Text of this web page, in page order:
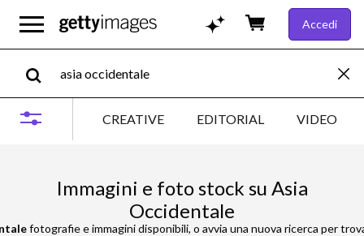
Accedi
CREATIVE EDITORIAL VIDEO
Immagini e foto stock su Asia
Occidentale
fotografie e immagini disponibili, o avvia una nuova ricerca per